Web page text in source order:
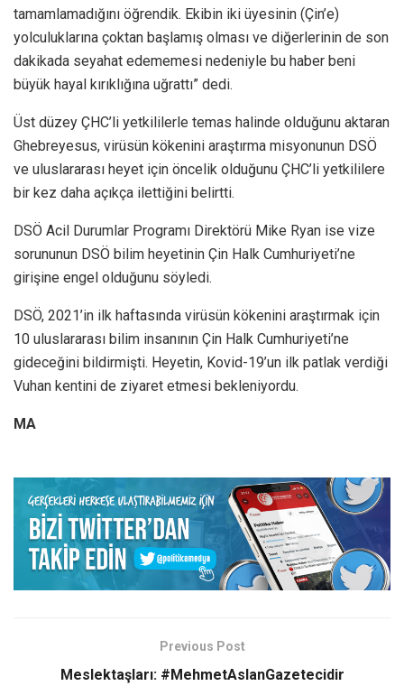
tamamlamadığını öğrendik. Ekibin iki üyesinin (Çin’e)
yolculuklarına çoktan başlamış olması ve diğerlerinin de son
dakikada seyahat edememesi nedeniyle bu haber beni
büyük hayal kırıklığına uğrattı” dedi.
Üst düzey ÇHC’li yetkililerle temas halinde olduğunu aktaran
Ghebreyesus, virüsün kökenini araştırma misyonunun DSÖ
ve uluslararası heyet için öncelik olduğunu ÇHC’li yetkililere
bir kez daha açıkça ilettiğini belirtti.
DSÖ Acil Durumlar Programı Direktörü Mike Ryan ise vize
sorununun DSÖ bilim heyetinin Çin Halk Cumhuriyeti’ne
girişine engel olduğunu söyledi.
DSÖ, 2021’in ilk haftasında virüsün kökenini araştırmak için
10 uluslararası bilim insanının Çin Halk Cumhuriyeti’ne
gideceğini bildirmişti. Heyetin, Kovid-19’un ilk patlak verdiği
Vuhan kentini de ziyaret etmesi bekleniyordu.
MA
Previous Post
Meslektaşları: #MehmetAslanGazetecidir